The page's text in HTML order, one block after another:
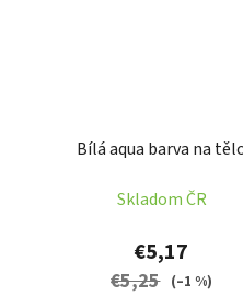
Bílá aqua barva na
Skladom ČR
€5,17
€5,25 (–1 %)